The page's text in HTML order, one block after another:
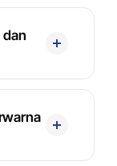
dan